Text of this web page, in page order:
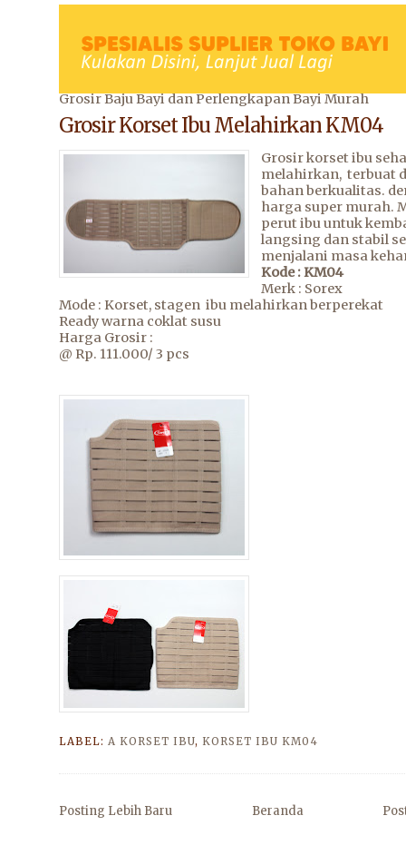
Grosir Baju Bayi dan Perlengkapan Bayi Murah
Grosir Korset Ibu Melahirkan KM04
Grosir korset ibu
melahirkan, terbuat
bahan berkualitas.
harga super murah.
perut ibu untuk
langsing dan stabil
menjalani masa
Kode : KM04
Merk : Sorex
Mode : Korset, stagen ibu melahirkan berperekat
Ready warna coklat susu
Harga Grosir :
@ Rp. 111.000/ 3 pcs
LABEL:A KORSET IBU, KORSET IBU KM04
Posting Lebih Baru Beranda